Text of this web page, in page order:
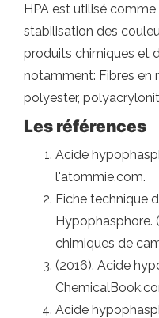
HPA est utilisé
stabilisation des
produits chimiques et
notamment: Fibres en
polyester,
Les références
Acide
l'atommie.com.
Fiche technique
Hypophasphore.
chimiques de
(2016). Acide
Acide